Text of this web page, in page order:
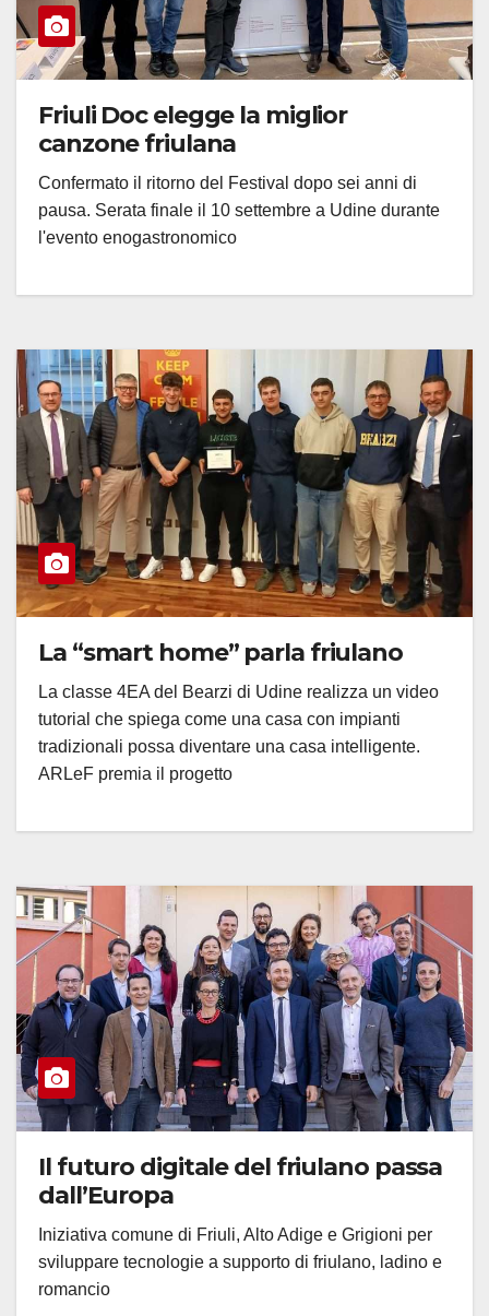
Friuli Doc elegge la miglior
canzone friulana
Confermato il ritorno del Festival dopo sei anni di
pausa. Serata finale il 10 settembre a Udine durante
l'evento enogastronomico
La “smart home” parla friulano
La classe 4EA del Bearzi di Udine realizza un video
tutorial che spiega come una casa con impianti
tradizionali possa diventare una casa intelligente.
ARLeF premia il progetto
Il futuro digitale del friulano passa
dall’Europa
Iniziativa comune di Friuli, Alto Adige e Grigioni per
sviluppare tecnologie a supporto di friulano, ladino e
romancio